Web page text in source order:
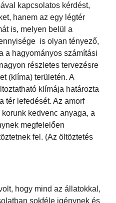
kapcsolatos kérdést,
hanem az egy légtér
is, melyen belül a
is olyan tényező,
a hagyományos számítási
részletes tervezésre
(klíma) területén. A
klímája határozta
tér lefedését. Az amorf
kedvenc anyaga, a
megfelelően
fel. (Az öltöztetés
hogy mind az állatokkal,
sokféle igénynek és